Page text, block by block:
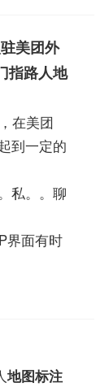
美团外
指路人地
在美团
到一定的
私。。聊
界面有时
地图标注